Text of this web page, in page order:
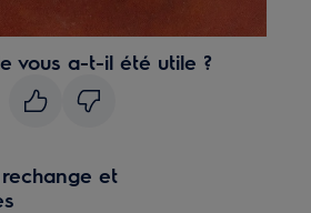
vous a-t-il été utile ?
et